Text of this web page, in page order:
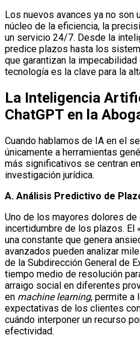
Los nuevos avances ya no son
núcleo de la eficiencia, la
un servicio 24/7. Desde la
predice plazos hasta los
que garantizan la
tecnología es la clave para la
La Inteligencia
ChatGPT en la
Cuando hablamos de IA en el
únicamente a herramientas
más significativos se centran
investigación jurídica.
A. Análisis Predictivo de
Uno de los mayores dolores de
incertidumbre de los plazos. El
una constante que genera
avanzados pueden analizar
de la Subdirección General de
tiempo medio de resolución
arraigo social en diferentes
en machine learning, permite a
expectativas de los clientes
cuándo interponer un recurso
efectividad.